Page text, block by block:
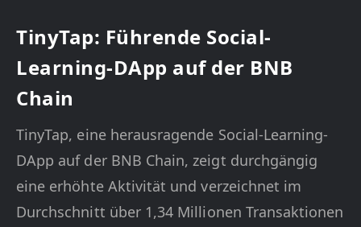
TinyTap: Führende Social-
Learning-DApp auf der BNB
Chain
TinyTap, eine herausragende Social-Learning-
DApp auf der BNB Chain, zeigt durchgängig
eine erhöhte Aktivität und verzeichnet im
Durchschnitt über 1,34 Millionen Transaktionen